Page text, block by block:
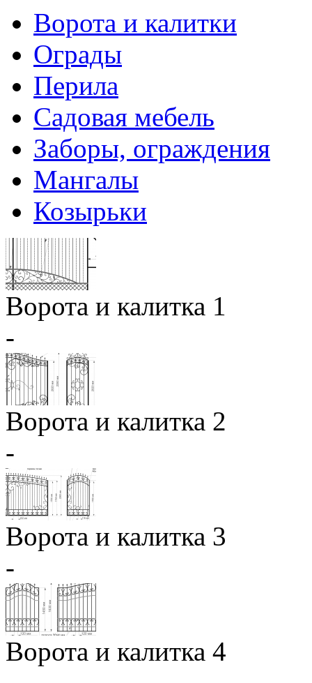
Ворота и калитки
Ограды
Перила
Садовая мебель
Заборы, ограждения
Мангалы
Козырьки
Ворота и калитка 1
-
Ворота и калитка 2
-
Ворота и калитка 3
-
Ворота и калитка 4